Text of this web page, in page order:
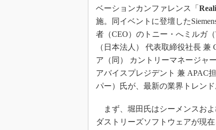
ベーションカンファレンス「
施。同イベントに登壇した
者（CEO）のトニー・へミルガ
（日本法人） 代表取締役社長
ア（同） カントリーマネージャ
アバイスプレジデント 兼 APAC
パー）氏が、最新の業界トレン
まず、堀田氏はシーメンスお
ダストリーズソフトウェアが現